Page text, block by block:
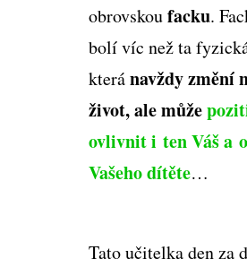
obrovskoufacku.
bolí víc než ta
kteránavždy změní
život, alemůže
ovlivnit i ten Váš a
Vašeho dítěte…
Tato učitelka den za